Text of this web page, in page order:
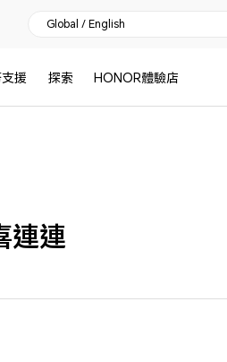
Global / English
援 探索 HONOR體驗店
連連